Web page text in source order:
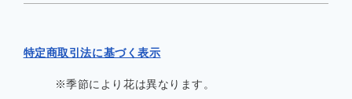
特定商取引法に基づく表示
※季節により花は異なります。